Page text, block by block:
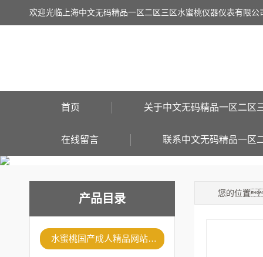
欢迎光临上海中文无码精品一区二区三区水蜜桃仪器仪表有限
首页 关于中文无码精品一区二区
在线留言 联系中文无码精品一区
产品目录
水蜜桃国产成人精品网站仪器
您的位置